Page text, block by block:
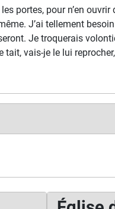
portes, pour n’en ouvrir
J’ai tellement
Je troquerais
vais-je le lui